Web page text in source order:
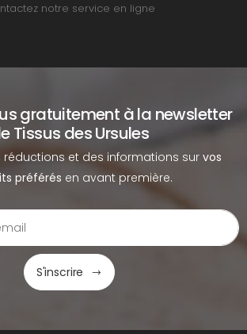
notre service en ligne
gratuitement à la newsletter
Tissus des Ursules
réductions et des informations sur vos
préférés en avant première.
S'inscrire